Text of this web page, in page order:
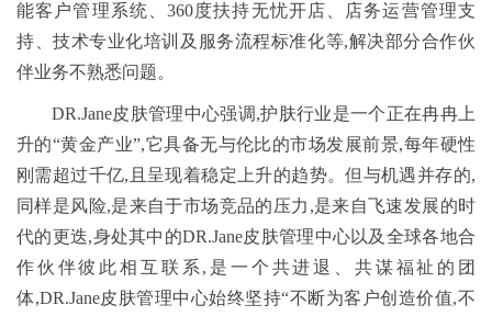
能客户管理系统、360度扶持无忧开店、店务运营管理支
持、技术专业化培训及服务流程标准化等,解决部分合作伙
伴业务不熟悉问题。
DR.Jane皮肤管理中心强调,护肤行业是一个正在冉冉上
升的“黄金产业”,它具备无与伦比的市场发展前景,每年硬性
刚需超过千亿,且呈现着稳定上升的趋势。但与机遇并存的,
同样是风险,是来自于市场竞品的压力,是来自飞速发展的时
代的更迭,身处其中的DR.Jane皮肤管理中心以及全球各地合
作伙伴彼此相互联系,是一个共进退、共谋福祉的团
体,DR.Jane皮肤管理中心始终坚持“不断为客户创造价值,不